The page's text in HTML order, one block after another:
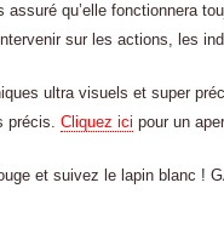
assuré qu’elle fonctionnera
sur les actions, les
ultra visuels et super
précis. Cliquez ici pour un
et suivez le lapin blanc !